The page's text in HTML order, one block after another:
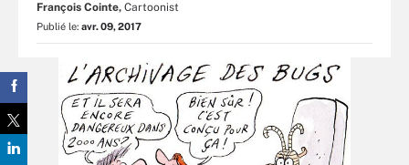
François Cointe, Cartoonist
Publié le: avr. 09, 2017